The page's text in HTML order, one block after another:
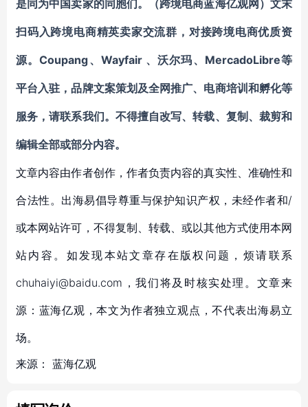
是同为中国卖家的同胞们。（跨境电商蓝海亿观网） 文末
扫码入跨境电商精英卖家交流群 ，对接跨境电商优质资
源。Coupang、Wayfair 、沃尔玛、MercadoLibre等
平台入驻，品牌文案策划及全网推广、电商培训和孵化等
服务，请联系我们。不得擅自改写、转载、复制、裁剪和
编辑全部或部分内容。
文章内容由作者创作，作者负责内容的真实性、准确性和
合法性。出海易倡导尊重与保护知识产权，未经作者和/
或本网站许可，不得复制、转载、或以其他方式使用本网
站内容。如发现本站文章存在版权问题，烦请联系
chuhaiyi@baidu.com，我们将及时核实处理。文章来
源：蓝海亿观，本文为作者独立观点，不代表出海易立
场。
来源： 蓝海亿观